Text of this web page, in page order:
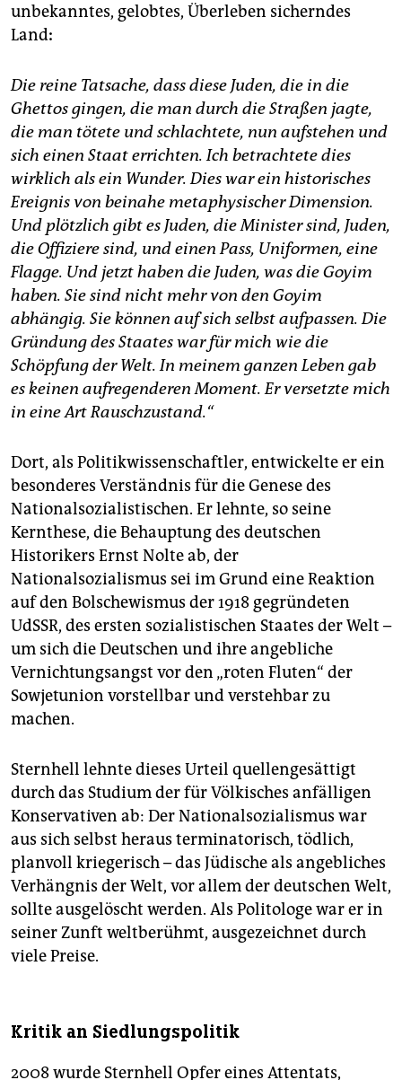
unbekanntes, gelobtes, Überleben sicherndes
Land:
Die reine Tatsache, dass diese Juden, die in die
Ghettos gingen, die man durch die Straßen jagte,
die man tötete und schlachtete, nun aufstehen und
sich einen Staat errichten. Ich betrachtete dies
wirklich als ein Wunder. Dies war ein historisches
Ereignis von beinahe metaphysischer Dimension.
Und plötzlich gibt es Juden, die Minister sind, Juden,
die Offiziere sind, und einen Pass, Uniformen, eine
Flagge. Und jetzt haben die Juden, was die Goyim
haben. Sie sind nicht mehr von den Goyim
abhängig. Sie können auf sich selbst aufpassen. Die
Gründung des Staates war für mich wie die
Schöpfung der Welt. In meinem ganzen Leben gab
es keinen aufregenderen Moment. Er versetzte mich
in eine Art Rauschzustand.“
Dort, als Politikwissenschaftler, entwickelte er ein
besonderes Verständnis für die Genese des
Nationalsozialistischen. Er lehnte, so seine
Kernthese, die Behauptung des deutschen
Historikers Ernst Nolte ab, der
Nationalsozialismus sei im Grund eine Reaktion
auf den Bolschewismus der 1918 gegründeten
UdSSR, des ersten sozialistischen Staates der Welt –
um sich die Deutschen und ihre angebliche
Vernichtungsangst vor den „roten Fluten“ der
Sowjetunion vorstellbar und verstehbar zu
machen.
Sternhell lehnte dieses Urteil quellengesättigt
durch das Studium der für Völkisches anfälligen
Konservativen ab: Der Nationalsozialismus war
aus sich selbst heraus terminatorisch, tödlich,
planvoll kriegerisch – das Jüdische als angebliches
Verhängnis der Welt, vor allem der deutschen Welt,
sollte ausgelöscht werden. Als Politologe war er in
seiner Zunft weltberühmt, ausgezeichnet durch
viele Preise.
Kritik an Siedlungspolitik
2008 wurde Sternhell Opfer eines Attentats,